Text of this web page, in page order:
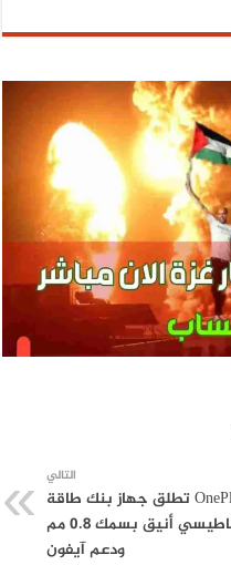
التالي
OnePlus تطلق جهاز بنك طاقة
مغناطيسي أنيق بسمك 0.8 مم
ودعم آيفون